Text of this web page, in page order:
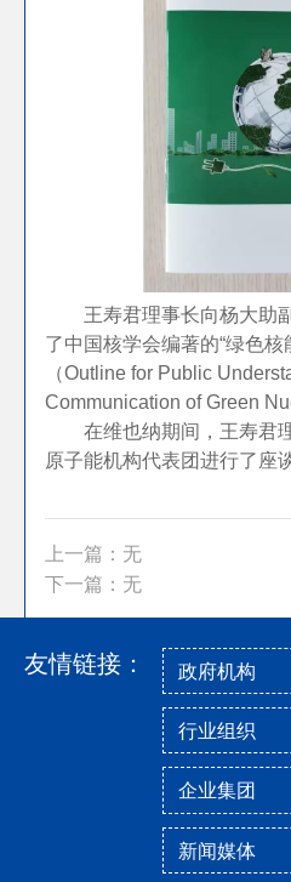
王寿君理事长向杨大助
了中国核学会编著的“绿色核
（Outline for Public
Communication of Green
在维也纳期间，王寿君
原子能机构代表团进行了座
上一篇：无
下一篇：无
友情链接：